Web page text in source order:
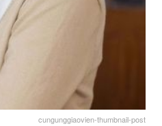
cungunggiaovien-thumbnail-post